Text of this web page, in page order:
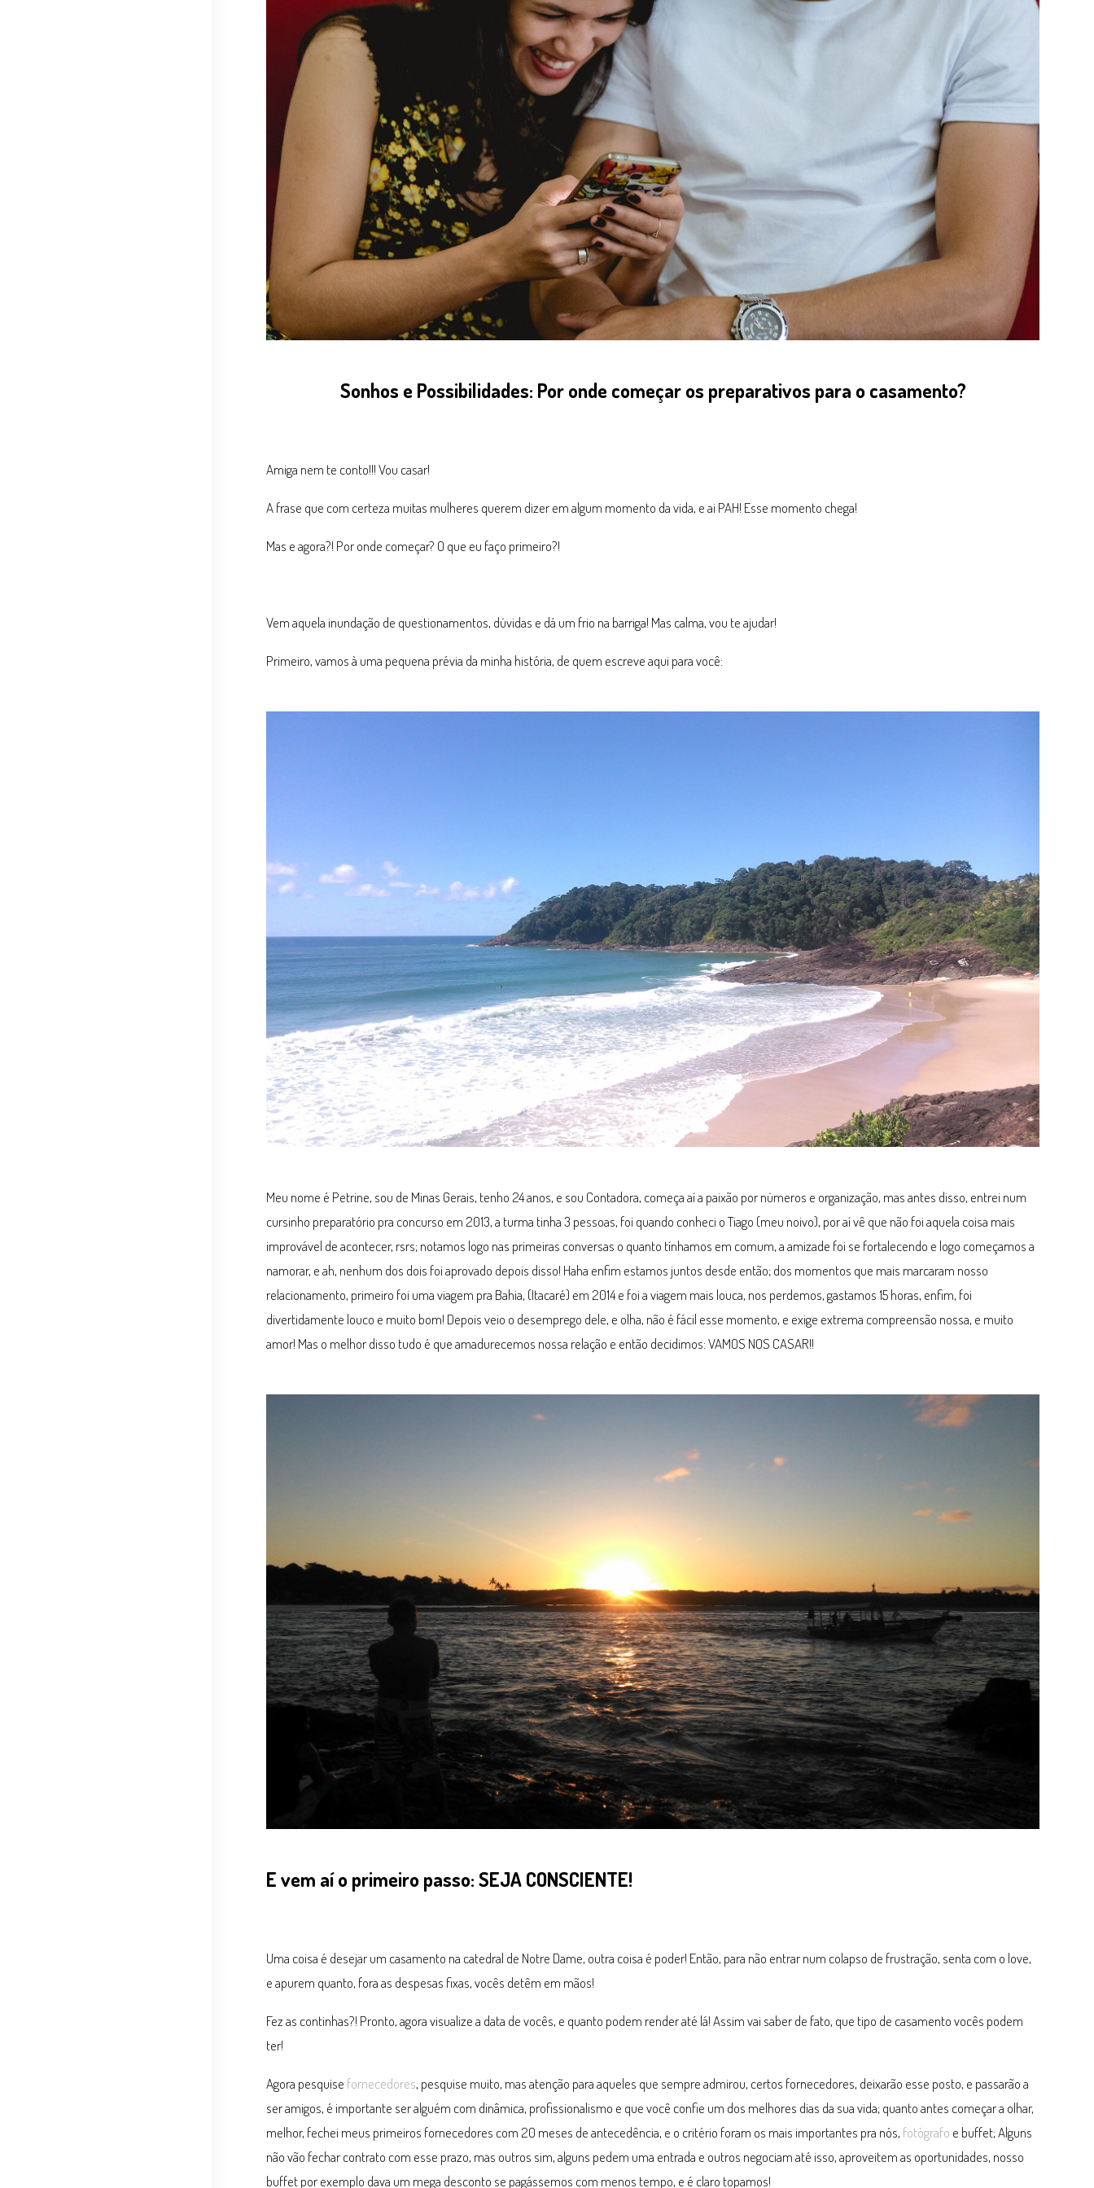
Sonhos e Possibilidades: Por onde começar os preparativos para o casamento?
Amiga nem te conto!!! Vou casar!
A frase que com certeza muitas mulheres querem dizer em algum momento da vida, e ai PAH! Esse momento chega!
Mas e agora?! Por onde começar? O que eu faço primeiro?!
Vem aquela inundação de questionamentos, dúvidas e dá um frio na barriga! Mas calma, vou te ajudar!
Primeiro, vamos à uma pequena prévia da minha história, de quem escreve aqui para você:
Meu nome é Petrine, sou de Minas Gerais, tenho 24 anos, e sou Contadora, começa aí a paixão por números e organização, mas antes disso, entrei num
cursinho preparatório pra concurso em 2013, a turma tinha 3 pessoas, foi quando conheci o Tiago (meu noivo), por aí vê que não foi aquela coisa mais
improvável de acontecer, rsrs; notamos logo nas primeiras conversas o quanto tínhamos em comum, a amizade foi se fortalecendo e logo começamos a
namorar, e ah, nenhum dos dois foi aprovado depois disso! Haha enfim estamos juntos desde então; dos momentos que mais marcaram nosso
relacionamento, primeiro foi uma viagem pra Bahia, (Itacaré) em 2014 e foi a viagem mais louca, nos perdemos, gastamos 15 horas, enfim, foi
divertidamente louco e muito bom! Depois veio o desemprego dele, e olha, não é fácil esse momento, e exige extrema compreensão nossa, e muito
amor! Mas o melhor disso tudo é que amadurecemos nossa relação e então decidimos: VAMOS NOS CASAR!!
E vem aí o primeiro passo: SEJA CONSCIENTE!
Uma coisa é desejar um casamento na catedral de Notre Dame, outra coisa é poder! Então, para não entrar num colapso de frustração, senta com o love,
e apurem quanto, fora as despesas fixas, vocês detêm em mãos!
Fez as continhas?! Pronto, agora visualize a data de vocês, e quanto podem render até lá! Assim vai saber de fato, que tipo de casamento vocês podem
ter!
Agora pesquise fornecedores, pesquise muito, mas atenção para aqueles que sempre admirou, certos fornecedores, deixarão esse posto, e passarão a
ser amigos, é importante ser alguém com dinâmica, profissionalismo e que você confie um dos melhores dias da sua vida; quanto antes começar a olhar,
melhor, fechei meus primeiros fornecedores com 20 meses de antecedência, e o critério foram os mais importantes pra nós, fotógrafo e buffet; Alguns
não vão fechar contrato com esse prazo, mas outros sim, alguns pedem uma entrada e outros negociam até isso, aproveitem as oportunidades, nosso
buffet por exemplo dava um mega desconto se pagássemos com menos tempo, e é claro topamos!